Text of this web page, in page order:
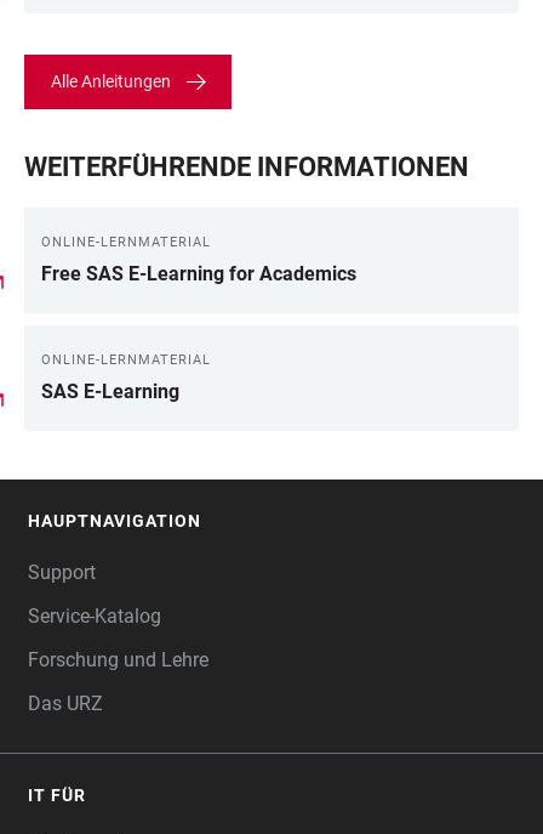
Alle Anleitungen
WEITERFÜHRENDE INFORMATIONEN
ONLINE-LERNMATERIAL
Free SAS E-Learning for Academics
ONLINE-LERNMATERIAL
SAS E-Learning
HAUPTNAVIGATION
Support
Service-Katalog
Forschung und Lehre
Das URZ
IT FÜR